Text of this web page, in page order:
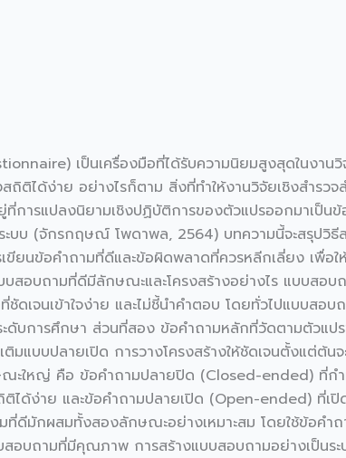
เป็นเครื่องมือที่ได้รับความนิยมสูงสุดในงานวิ
ถิติได้ง่าย อย่างไรก็ตาม สิ่งที่ทำให้งานวิจัยเชิงสำรวจ
การแปลงนิยามเชิงปฏิบัติการของตัวแปรออกมาเป็น
ะบบ (จักรกฤษณ์ โพดาพล, 2564) บทความนี้จะสรุปวิธี
นข้อคำถามที่ดีและข้อผิดพลาดที่ควรหลีกเลี่ยง เพื่อใ
สอบถามที่ดีมีลักษณะและโครงสร้างอย่างไร แบบสอ
เจนเข้าใจง่าย และไม่ชี้นำคำตอบ โดยทั่วไปแบบสอบ
บการศึกษา ส่วนที่สอง ข้อคำถามหลักที่วัดตามตัวแป
มแบบปลายเปิด การวางโครงสร้างให้ชัดเจนตั้งแต่ต้น
ณะใหญ่ คือ ข้อคำถามปลายปิด (Closed-ended) ที่ก
ได้ง่าย และข้อคำถามปลายเปิด (Open-ended) ที่เ
ที่ดีมักผสมทั้งสองลักษณะอย่างเหมาะสม โดยใช้ข้อคำ
อบถามที่มีคุณภาพ การสร้างแบบสอบถามอย่างเป็นร